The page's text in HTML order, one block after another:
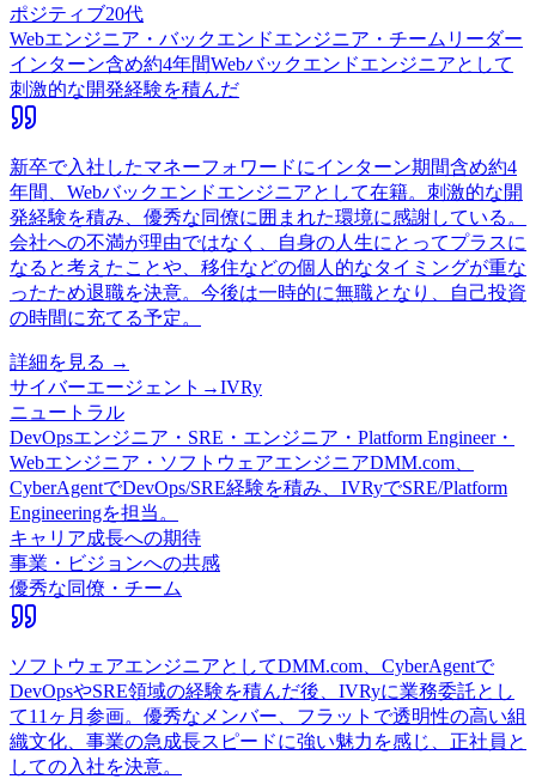
ポジティブ20代
Webエンジニア・バックエンドエンジニア・チームリーダー
インターン含め約4年間Webバックエンドエンジニアとして
刺激的な開発経験を積んだ
新卒で入社したマネーフォワードにインターン期間含め約4
年間、Webバックエンドエンジニアとして在籍。刺激的な開
発経験を積み、優秀な同僚に囲まれた環境に感謝している。
会社への不満が理由ではなく、自身の人生にとってプラスに
なると考えたことや、移住などの個人的なタイミングが重な
ったため退職を決意。今後は一時的に無職となり、自己投資
の時間に充てる予定。
詳細を見る →
サイバーエージェント →IVRy
ニュートラル
DevOpsエンジニア・SRE・エンジニア・Platform Engineer・
Webエンジニア・ソフトウェアエンジニアDMM.com、
CyberAgentでDevOps/SRE経験を積み、IVRyでSRE/Platform
Engineeringを担当。
キャリア成長への期待
事業・ビジョンへの共感
優秀な同僚・チーム
ソフトウェアエンジニアとしてDMM.com、CyberAgentで
DevOpsやSRE領域の経験を積んだ後、IVRyに業務委託とし
て11ヶ月参画。優秀なメンバー、フラットで透明性の高い組
織文化、事業の急成長スピードに強い魅力を感じ、正社員と
しての入社を決意。